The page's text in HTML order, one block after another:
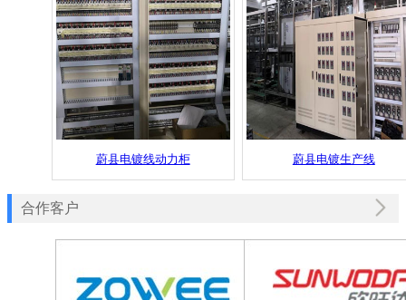
蔚县电镀线动力柜 蔚县电镀生产线
合作客户